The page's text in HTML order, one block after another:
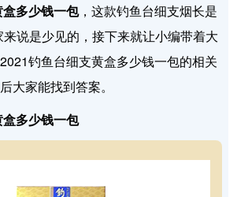
多少钱一包，这款钓鱼台细支烟长是
说是少见的，接下来就让小编带着大
钓鱼台细支黄盒多少钱一包的相关
大家能找到答案。
多少钱一包